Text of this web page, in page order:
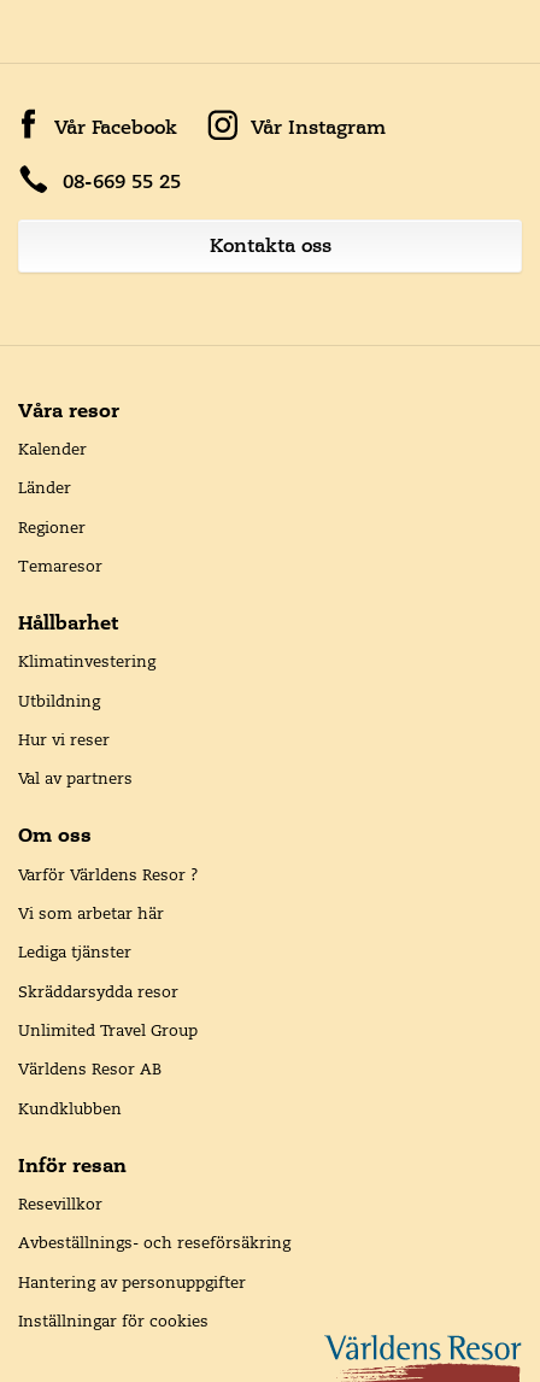
Vår Facebook Vår Instagram
08-669 55 25
Kontakta oss
Våra resor
Kalender
Länder
Regioner
Temaresor
Hållbarhet
Klimatinvestering
Utbildning
Hur vi reser
Val av partners
Om oss
Varför Världens Resor ?
Vi som arbetar här
Lediga tjänster
Skräddarsydda resor
Unlimited Travel Group
Världens Resor AB
Kundklubben
Inför resan
Resevillkor
Avbeställnings- och reseförsäkring
Hantering av personuppgifter
Inställningar för cookies